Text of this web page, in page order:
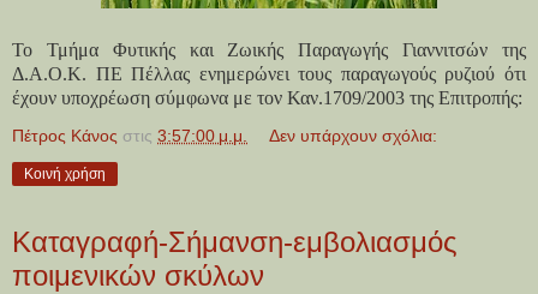
Το Τμήμα Φυτικής και Ζωικής Παραγωγής Γιαννιτσών της
Δ.Α.Ο.Κ. ΠΕ Πέλλας ενημερώνει τους παραγωγούς ρυζιού ότι
έχουν υποχρέωση σύμφωνα με τον Καν.1709/2003 της Επιτροπής:
Πέτρος Κάνος στις 3:57:00 μ.μ. Δεν υπάρχουν σχόλια:
Κοινή χρήση
Καταγραφή-Σήμανση-εμβολιασμός
ποιμενικών σκύλων